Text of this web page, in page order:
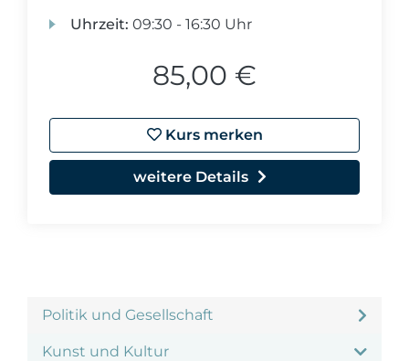
Politik und Gesellschaft
Kunst und Kultur
Uhrzeit: 09:30 - 16:30 Uhr
85,00 €
Kurs merken
weitere Details